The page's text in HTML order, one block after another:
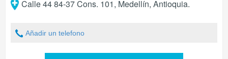
Calle 44 84-37 Cons. 101, Medellín, Antioquia.
Añadir un telefono